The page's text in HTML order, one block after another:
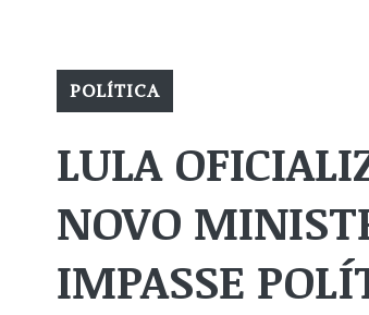
POLÍTICA
LULA
NOVO
IMPASSE